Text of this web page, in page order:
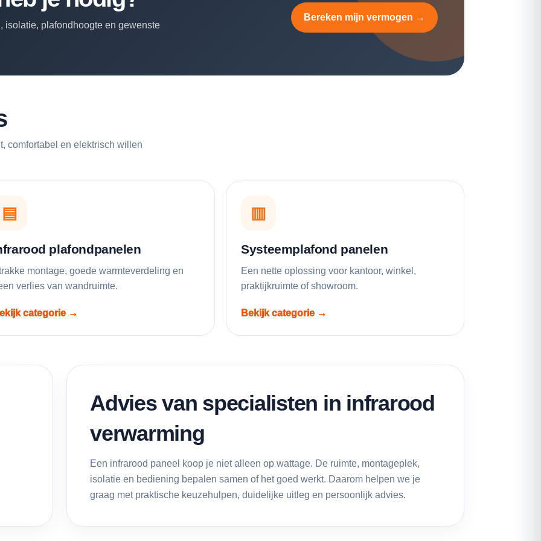
isolatie, plafondhoogte en gewenste
Bereken mijn vermogen →
comfortabel en elektrisch willen
▤
plafondpanelen
montage, goede warmteverdeling en
verlies van wandruimte.
categorie →
▥
Systeemplafond panelen
Een nette oplossing voor kantoor, winkel,
praktijkruimte of showroom.
Bekijk categorie →
Advies van specialisten in infrarood
verwarming
Een infrarood paneel koop je niet alleen op wattage. De ruimte, montageplek,
isolatie en bediening bepalen samen of het goed werkt. Daarom helpen we je
graag met praktische keuzehulpen, duidelijke uitleg en persoonlijk advies.